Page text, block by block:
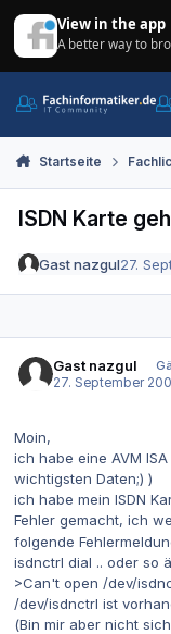
View in the app
A better way to
Startseite
ISDN Karte
Gast nazgul27.
Gast nazgul
27. September
Moin,
ich habe eine AVM
wichtigsten Daten;) )
ich habe mein ISDN
Fehler gemacht, ich
folgende
isdnctrl dial .. oder so
>Can't open /dev/
/dev/isdnctrl ist
(Bin mir aber nicht